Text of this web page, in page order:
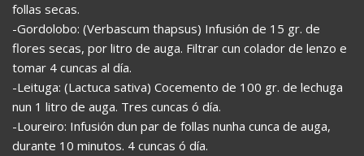
follas secas.
-Gordolobo: (Verbascum thapsus) Infusión de 15 gr. de
flores secas, por litro de auga. Filtrar cun colador de lenzo e
tomar 4 cuncas al día.
-Leituga: (Lactuca sativa) Cocemento de 100 gr. de lechuga
nun 1 litro de auga. Tres cuncas ó día.
-Loureiro: Infusión dun par de follas nunha cunca de auga,
durante 10 minutos. 4 cuncas ó día.